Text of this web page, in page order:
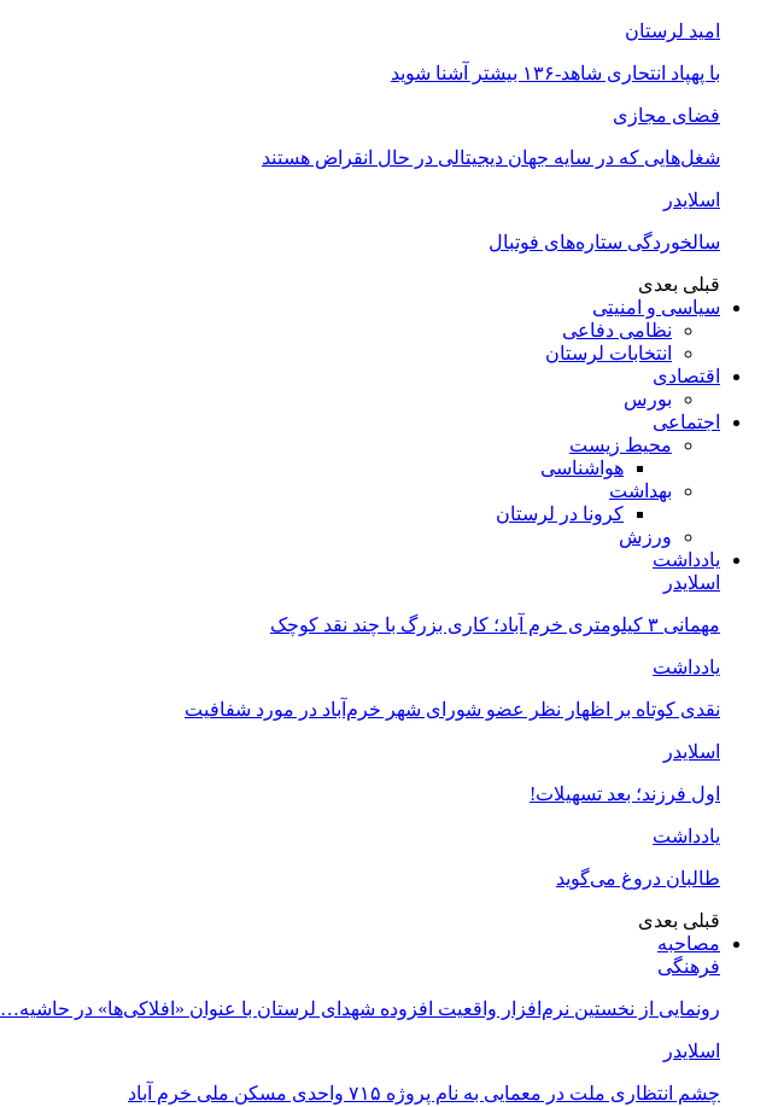
امید لرستان
با پهپاد انتحاری شاهد-۱۳۶ بیشتر آشنا شوید
فضای مجازی
شغل‌‌هایی که در سایه جهان دیجیتالی در حال انقراض هستند
اسلایدر
سالخوردگی ستاره‌های فوتبال
قبلی بعدی
سیاسی و امنیتی
نظامی دفاعی
انتخابات لرستان
اقتصادی
بورس
اجتماعی
محیط زیست
هواشناسی
بهداشت
کرونا در لرستان
ورزش
یادداشت
اسلایدر
مهمانی ۳ کیلومتری خرم آباد؛ کاری بزرگ با چند نقد کوچک
یادداشت
نقدی کوتاه بر اظهار نظر عضو شورای شهر خرم‌آباد در مورد شفافیت
اسلایدر
اول فرزند؛ بعد تسهیلات!
یادداشت
طالبان دروغ می‌گوید
قبلی بعدی
مصاحبه
فرهنگی
رونمایی از نخستین نرم‌افزار واقعیت افزوده شهدای لرستان با عنوان «افلاکی‌ها» در حاشیه…
اسلایدر
چشم انتظاری ملت در معمایی به نام پروژه ۷۱۵ واحدی مسکن ملی خرم آباد